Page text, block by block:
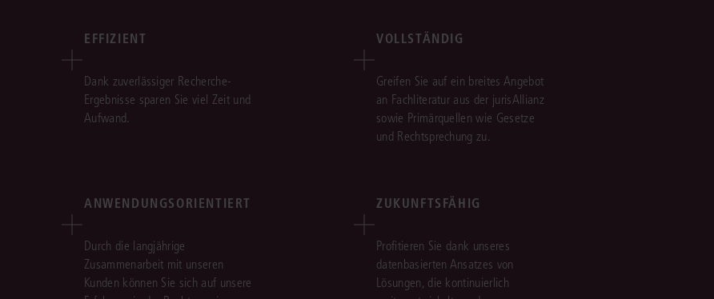
EFFIZIENT
Dank zuverlässiger Recherche-
Ergebnisse sparen Sie viel Zeit und
Aufwand.
VOLLSTÄNDIG
Greifen Sie auf ein breites Angebot
an Fachliteratur aus der jurisAllianz
sowie Primärquellen wie Gesetze
und Rechtsprechung zu.
ANWENDUNGSORIENTIERT
Durch die langjährige
Zusammenarbeit mit unseren
Kunden können Sie sich auf unsere
ZUKUNFTSFÄHIG
Profitieren Sie dank unseres
datenbasierten Ansatzes von
Lösungen, die kontinuierlich